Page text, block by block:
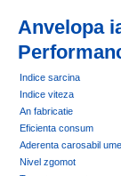
Anvelopa
Indice sarcina
Indice viteza
An fabricatie
Eficienta consum
Aderenta carosabil
Nivel zgomot